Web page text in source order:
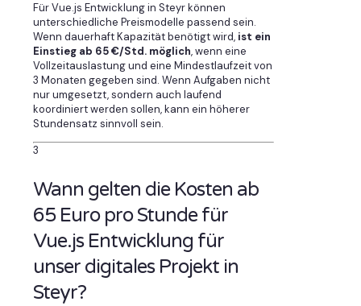
Für Vue.js Entwicklung in Steyr können
unterschiedliche Preismodelle passend sein.
Wenn dauerhaft Kapazität benötigt wird, ist ein
Einstieg ab 65 €/Std. möglich, wenn eine
Vollzeitauslastung und eine Mindestlaufzeit von
3 Monaten gegeben sind. Wenn Aufgaben nicht
nur umgesetzt, sondern auch laufend
koordiniert werden sollen, kann ein höherer
Stundensatz sinnvoll sein.
3
Wann gelten die Kosten ab
65 Euro pro Stunde für
Vue.js Entwicklung für
unser digitales Projekt in
Steyr?